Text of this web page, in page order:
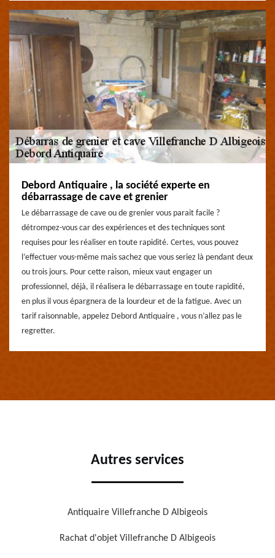
Debord Antiquaire , la société experte en
débarrassage de cave et grenier
Le débarrassage de cave ou de grenier vous parait facile ?
détrompez-vous car des expériences et des techniques sont
requises pour les réaliser en toute rapidité. Certes, vous pouvez
l’effectuer vous-même mais sachez que vous seriez là pendant deux
ou trois jours. Pour cette raison, mieux vaut engager un
professionnel, déjà, il réalisera le débarrassage en toute rapidité,
en plus il vous épargnera de la lourdeur et de la fatigue. Avec un
tarif raisonnable, appelez Debord Antiquaire , vous n’allez pas le
regretter.
Autres services
Antiquaire Villefranche D Albigeois
Rachat d'objet Villefranche D Albigeois